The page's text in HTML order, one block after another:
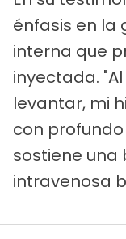
énfasis en la
interna que
inyectada.
levantar, mi
con
sostiene una
intravenosa